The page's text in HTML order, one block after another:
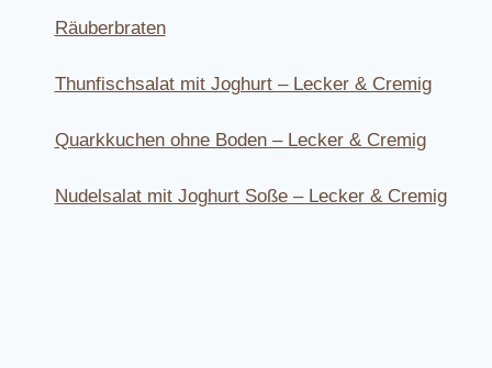
Räuberbraten
Thunfischsalat mit Joghurt – Lecker & Cremig
Quarkkuchen ohne Boden – Lecker & Cremig
Nudelsalat mit Joghurt Soße – Lecker & Cremig